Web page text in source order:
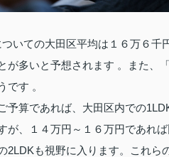
いての大田区平均は１６万６
が多いと予想されます 。また、
です 。
予算であれば、大田区内での
が、１４万円～１６万円であれ
2LDKも視野に入ります。これら